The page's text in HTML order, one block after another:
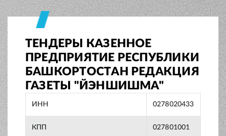
ТЕНДЕРЫ КАЗЕННОЕ
ПРЕДПРИЯТИЕ РЕСПУБЛИКИ
БАШКОРТОСТАН РЕДАКЦИЯ
ГАЗЕТЫ "ЙЭНШИШМА"
ИНН 0278020433
КПП 027801001